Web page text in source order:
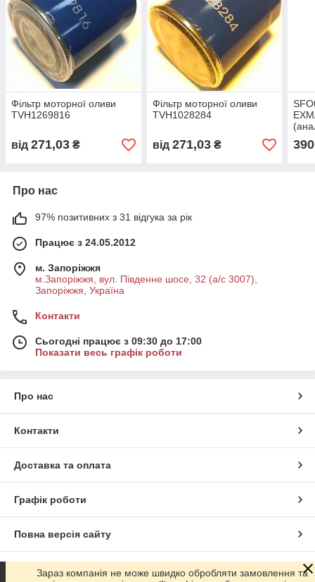
Фільтр моторної оливи
TVH1269816
від 271,03 ₴
Фільтр моторної оливи
TVH1028284
від 271,03₴ 390
Про нас
97% позитивних з 31 відгука за рік
Працює з 24.05.2012
м. Запоріжжя
м.Запоріжжя, вул. Південне шосе, 32 (а/с 3007),
Запоріжжя, Україна
Контакти
Сьогодні працює з 09:30 до 17:00
Показати весь графік роботи
Про нас
Контакти
Доставка та оплата
Графік роботи
Повна версія сайту
Сайт створено на маркетплейсіProm.ua
Зараз компанія не може швидко обробляти замовлення та